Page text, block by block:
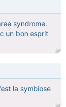
syndrome.
un bon esprit
la symbiose